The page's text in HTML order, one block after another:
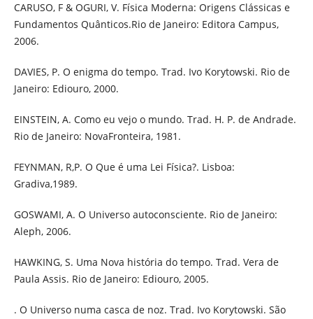
CARUSO, F & OGURI, V. Física Moderna: Origens Clássicas e
Fundamentos Quânticos.Rio de Janeiro: Editora Campus,
2006.
DAVIES, P. O enigma do tempo. Trad. Ivo Korytowski. Rio de
Janeiro: Ediouro, 2000.
EINSTEIN, A. Como eu vejo o mundo. Trad. H. P. de Andrade.
Rio de Janeiro: NovaFronteira, 1981.
FEYNMAN, R,P. O Que é uma Lei Física?. Lisboa:
Gradiva,1989.
GOSWAMI, A. O Universo autoconsciente. Rio de Janeiro:
Aleph, 2006.
HAWKING, S. Uma Nova história do tempo. Trad. Vera de
Paula Assis. Rio de Janeiro: Ediouro, 2005.
. O Universo numa casca de noz. Trad. Ivo Korytowski. São